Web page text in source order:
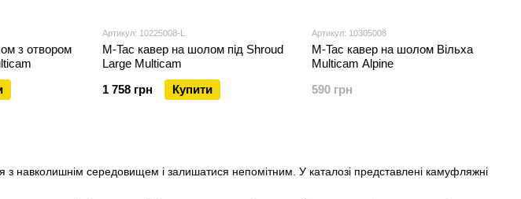
з навколишнім середовищем і залишатися непомітним. У каталозі представлені камуфляжні
з отвором
Артикул: 10225008-L
M-Tac кавер на шолом під Shroud
Large Multicam
1 758 грн
Купити
Артикул: 10305008
M-Tac кавер на шолом Вільха
Multicam Alpine
590 грн